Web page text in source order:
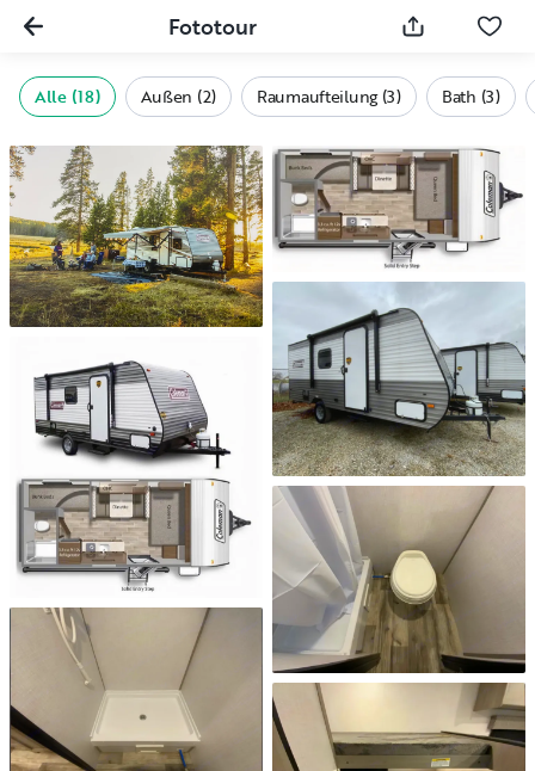
Fototour
Alle (18) Außen (2) Raumaufteilung (3) Bath (3)